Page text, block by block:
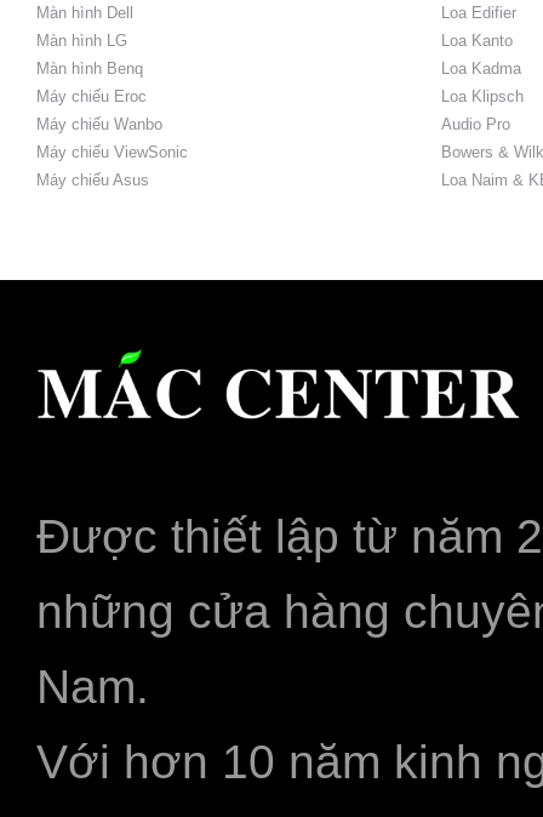
Màn hình Dell
Màn hình LG
Màn hình Benq
Máy chiếu Eroc
Máy chiếu Wanbo
Máy chiếu ViewSonic
Máy chiếu Asus
Loa Edifier
Loa Kanto
Loa Kadma
Loa Klipsch
Audio Pro
Bowers &
Loa Naim &
Được thiết lập từ năm
những cửa hàng
Nam.
Với hơn 10 năm kinh